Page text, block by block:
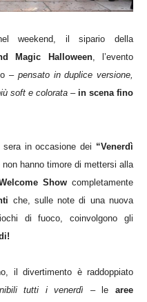
weekend, il sipario della
Magic Halloween, l’evento
– pensato in duplice versione,
soft e colorata – in scena fino
sera in occasione dei “Venerdì
hanno timore di mettersi alla
Show completamente
che, sulle note di una nuova
di fuoco, coinvolgono gli
il divertimento è raddoppiato
tutti i venerdì – learee